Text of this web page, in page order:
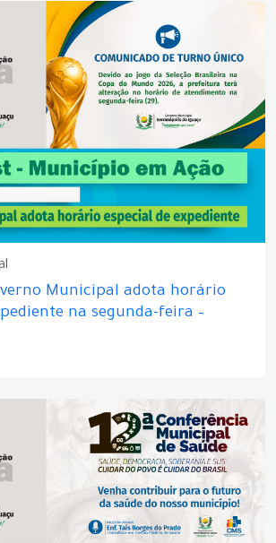
Municipal adota horário
na segunda-feira –